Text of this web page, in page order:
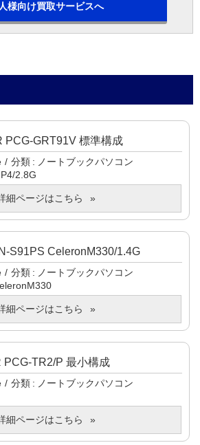
様向け買取サービスへ
PCG-GRT91V 標準構成
分類
ノートブックパソコン
2.8G
細ページはこちら
S91PS CeleronM330/1.4G
分類
ノートブックパソコン
細ページはこちら
PCG-TR2/P 最小構成
分類
ノートブックパソコン
細ページはこちら